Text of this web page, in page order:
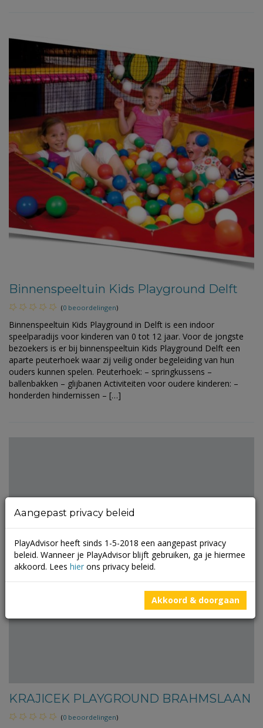
Binnenspeeltuin Kids Playground Delft
(0 beoordelingen)
Binnenspeeltuin Kids Playground in Delft is een indoor
speelparadijs voor kinderen van 0 tot 12 jaar. Voor de jongste
bezoekers is er bij binnenspeeltuin Kids Playground Delft een
aparte peuterhoek waar zij veilig onder begeleiding van hun
ouders kunnen spelen. Peuterhoek: – springkussens –
ballenbakken – glijbanen Activiteiten voor oudere kinderen: –
honderden hindernissen – […]
KRAJICEK PLAYGROUND BRAHMSLAAN
(0 beoordelingen)
Aangepast privacy beleid
PlayAdvisor heeft sinds 1-5-2018 een aangepast privacy
beleid. Wanneer je PlayAdvisor blijft gebruiken, ga je hiermee
akkoord. Lees hier ons privacy beleid.
Akkoord & doorgaan